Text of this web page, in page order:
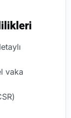
vaka